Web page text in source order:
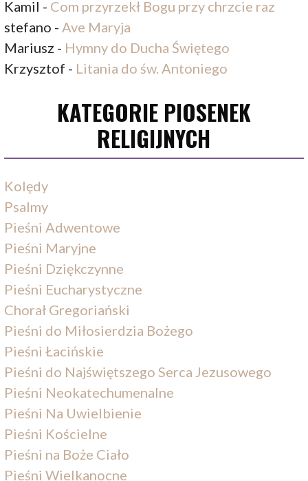
Kamil - Com przyrzekł Bogu przy chrzcie raz
stefano -Ave Maryja
Mariusz - Hymny do Ducha Świętego
Krzysztof - Litania do św. Antoniego
KATEGORIE PIOSENEK
RELIGIJNYCH
Kolędy
Psalmy
Pieśni Adwentowe
Pieśni Maryjne
Pieśni Dziękczynne
Pieśni Eucharystyczne
Chorał Gregoriański
Pieśni do Miłosierdzia Bożego
Pieśni Łacińskie
Pieśni do Najświętszego Serca Jezusowego
Pieśni Neokatechumenalne
Pieśni Na Uwielbienie
Pieśni Kościelne
Pieśni na Boże Ciało
Pieśni Wielkanocne